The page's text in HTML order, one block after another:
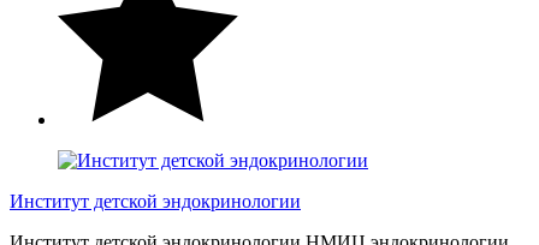
Институт детской эндокринологии